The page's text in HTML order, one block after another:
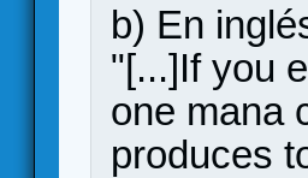
b) En
"[...]If you
one mana
produces